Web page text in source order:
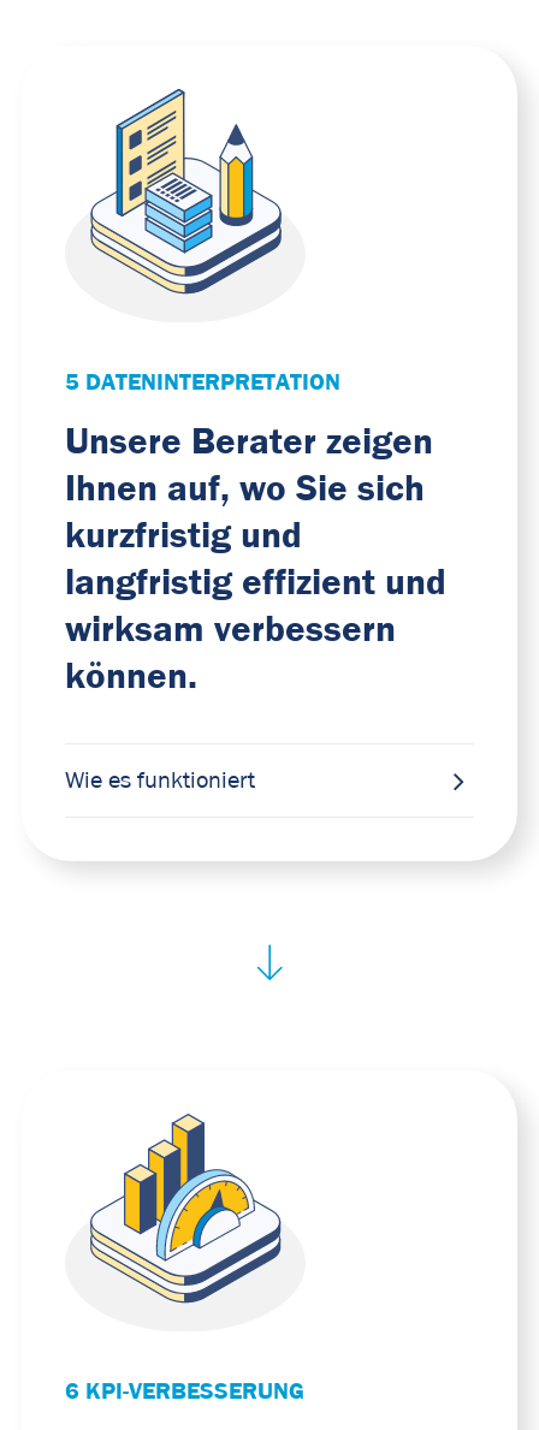
5 DATENINTERPRETATION
Unsere Berater zeigen
Ihnen auf, wo Sie sich
kurzfristig und
langfristig effizient und
wirksam verbessern
können.
Wie es funktioniert
6 KPI-VERBESSERUNG